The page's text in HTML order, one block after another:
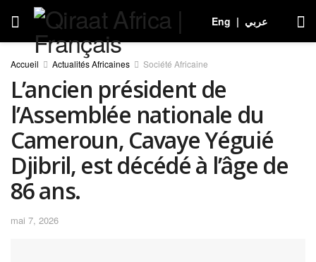
Eng | عربي
Accueil Actualités Africaines Société Africaine
L’ancien président de
l’Assemblée nationale du
Cameroun, Cavaye Yéguié
Djibril, est décédé à l’âge de
86 ans.
mai 7, 2026